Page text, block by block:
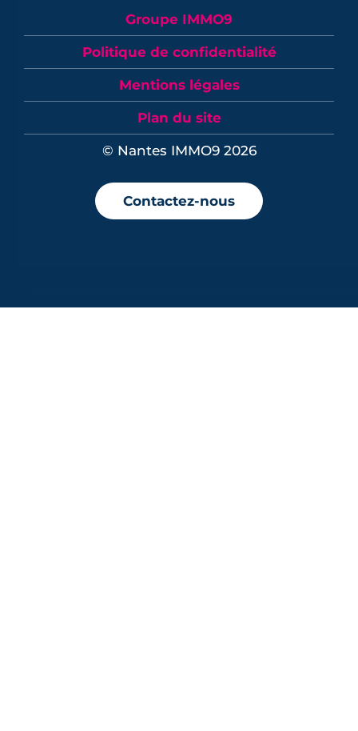
Groupe IMMO9
Politique de confidentialité
Mentions légales
Plan du site
© Nantes IMMO9 2026
Contactez-nous